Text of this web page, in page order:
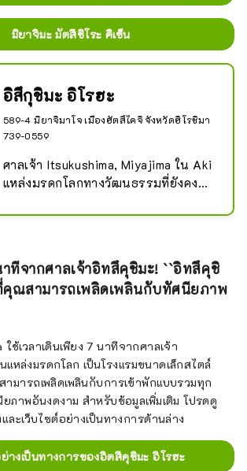
มิยาจิมะ มัตสึชิโระ คิเซ็น
อิสึกุชิมะ อิโรฮะ
589-4 มิยาจิมาโจ เมืองฮัตสึไคจิ จังหวัดฮิโรชิมา
739-0559
ศาลเจ้า Itsukushima, Miyajima ใน Aki
แหล่งมรดกโลกทางวัฒนธรรมที่ยังคง
เรียวกังในมิยาจิมะ "อิซึคุชิมะ อิโรฮะ"
บนท้องฟ้า และการต้อนรับอย่างเป็น
ธรรมชาติจากใจจริง โดยยังคงรักษาจิต
เวลายามค่ำคืนอันเงียบสงบบนเกาะแห่ง
ทวยเทพ
าทีจากศาลเจ้าอิทสึคุชิมะ! ``อิทสึคุชิ
คุณสามารถเพลิดเพลินกับทัศนียภาพ
ช้เวลาเดินเพียง 7 นาทีจากศาลเจ้า
แหล่งมรดกโลก เป็นโรงแรมขนาดเล็กสไตล์
ารถเพลิดเพลินกับการเข้าพักแบบรวมทุก
ภาพอันงดงาม สำหรับข้อมูลเพิ่มเติม โปรดดู
ละเว็บไซต์อย่างเป็นทางการด้านล่าง
างเป็นทางการของอิตสึคุชิมะ อิโรฮะ